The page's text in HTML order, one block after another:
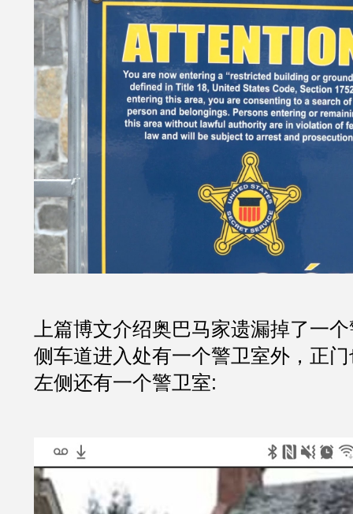
上篇博文介绍奥巴马家遗漏掉了一
侧车道进入处有一个警卫室外，正
左侧还有一个警卫室: